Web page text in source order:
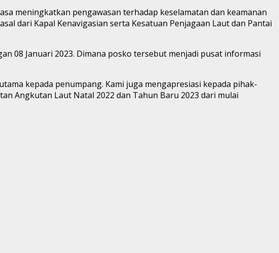
meningkatkan pengawasan terhadap keselamatan dan keamanan
dari Kapal Kenavigasian serta Kesatuan Penjagaan Laut dan Pantai
08 Januari 2023. Dimana posko tersebut menjadi pusat informasi
kepada penumpang. Kami juga mengapresiasi kepada pihak-
Angkutan Laut Natal 2022 dan Tahun Baru 2023 dari mulai